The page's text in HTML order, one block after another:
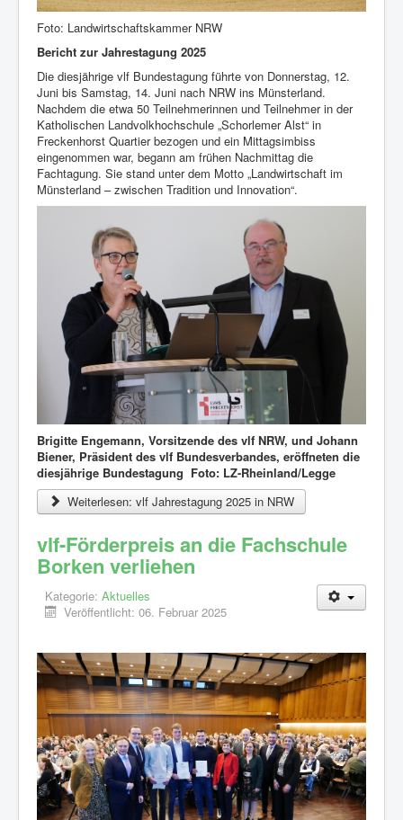
Foto: Landwirtschaftskammer NRW
Bericht zur Jahrestagung 2025
Die diesjährige vlf Bundestagung führte von Donnerstag, 12.
Juni bis Samstag, 14. Juni nach NRW ins Münsterland.
Nachdem die etwa 50 Teilnehmerinnen und Teilnehmer in der
Katholischen Landvolkhochschule „Schorlemer Alst“ in
Freckenhorst Quartier bezogen und ein Mittagsimbiss
eingenommen war, begann am frühen Nachmittag die
Fachtagung. Sie stand unter dem Motto „Landwirtschaft im
Münsterland – zwischen Tradition und Innovation“.
Brigitte Engemann, Vorsitzende des vlf NRW, und Johann
Biener, Präsident des vlf Bundesverbandes, eröffneten die
diesjährige Bundestagung Foto: LZ-Rheinland/Legge
Weiterlesen: vlf Jahrestagung 2025 in NRW
vlf-Förderpreis an die Fachschule
Borken verliehen
Kategorie: Aktuelles
Veröffentlicht: 06. Februar 2025